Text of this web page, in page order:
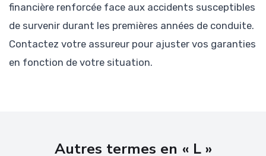
financière renforcée face aux accidents susceptibles
de survenir durant les premières années de conduite.
Contactez votre assureur pour ajuster vos garanties
en fonction de votre situation.
Autres termes en « L »